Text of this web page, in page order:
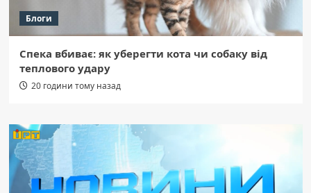
Блоги
Спека вбиває: як уберегти кота чи собаку від
теплового удару
20 години тому назад